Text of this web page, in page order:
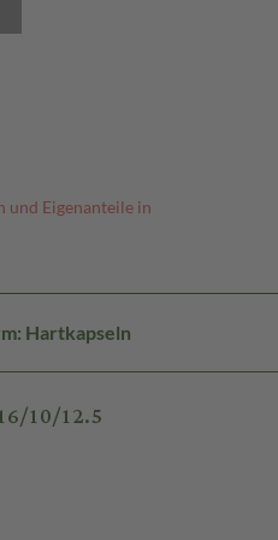
und Eigenanteile in
Hartkapseln
10/12.5